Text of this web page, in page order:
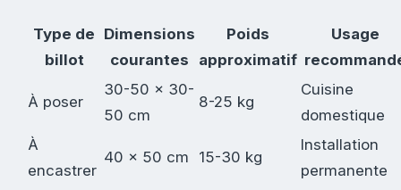
Type de
billot
Dimensions
courantes
Poids
approximatif
Usage
À poser
30-50 x 30-
50 cm
8-25 kg
Cuisine
domestique
À
encastrer
40 x 50 cm 15-30 kg
Installation
permanente